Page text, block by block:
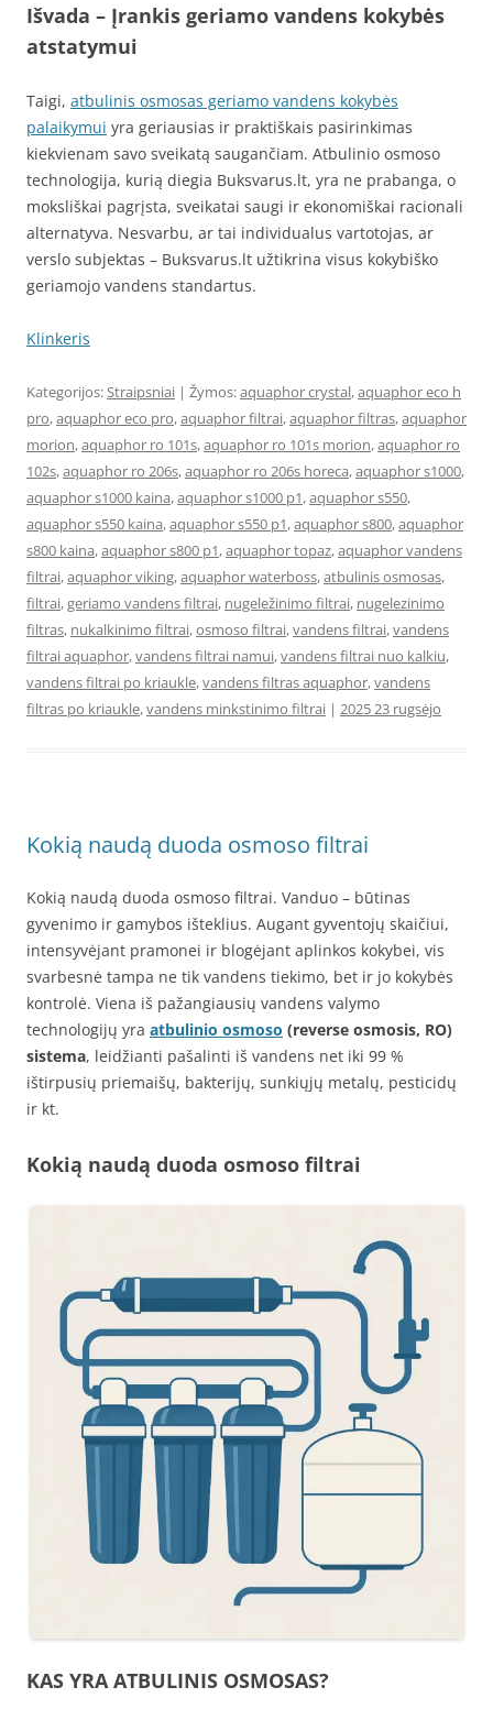
Išvada – Įrankis geriamo vandens kokybės
atstatymui
Taigi, atbulinis osmosas geriamo vandens kokybės
palaikymui yra geriausias ir praktiškais pasirinkimas
kiekvienam savo sveikatą saugančiam. Atbulinio osmoso
technologija, kurią diegia Buksvarus.lt, yra ne prabanga, o
moksliškai pagrįsta, sveikatai saugi ir ekonomiškai racionali
alternatyva. Nesvarbu, ar tai individualus vartotojas, ar
verslo subjektas – Buksvarus.lt užtikrina visus kokybiško
geriamojo vandens standartus.
Klinkeris
Kategorijos:Straipsniai | Žymos:aquaphor crystal,aquaphor eco h
pro,aquaphor eco pro,aquaphor filtrai,aquaphor filtras,aquaphor
morion,aquaphor ro 101s,aquaphor ro 101s morion,aquaphor ro
102s,aquaphor ro 206s,aquaphor ro 206s horeca,aquaphor s1000,
aquaphor s1000 kaina,aquaphor s1000 p1,aquaphor s550,
aquaphor s550 kaina,aquaphor s550 p1,aquaphor s800,aquaphor
s800 kaina,aquaphor s800 p1,aquaphor topaz,aquaphor vandens
filtrai,aquaphor viking,aquaphor waterboss,atbulinis osmosas,
filtrai,geriamo vandens filtrai, nugeležinimo filtrai, nugelezinimo
filtras, nukalkinimo filtrai,osmoso filtrai,vandens filtrai,vandens
filtrai aquaphor,vandens filtrai namui,vandens filtrai nuo kalkiu,
vandens filtrai po kriaukle,vandens filtras aquaphor,vandens
filtras po kriaukle,vandens minkstinimo filtrai | 2025 23 rugsėjo
Kokią naudą duoda osmoso filtrai
Kokią naudą duoda osmoso filtrai. Vanduo – būtinas
gyvenimo ir gamybos išteklius. Augant gyventojų skaičiui,
intensyvėjant pramonei ir blogėjant aplinkos kokybei, vis
svarbesnė tampa ne tik vandens tiekimo, bet ir jo kokybės
kontrolė. Viena iš pažangiausių vandens valymo
technologijų yra atbulinio osmoso (reverse osmosis, RO)
sistema, leidžianti pašalinti iš vandens net iki 99 %
ištirpusių priemaišų, bakterijų, sunkiųjų metalų, pesticidų
ir kt.
Kokią naudą duoda osmoso filtrai
KAS YRA ATBULINIS OSMOSAS?